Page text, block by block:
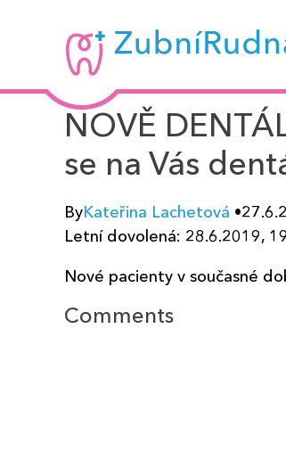
Zubní
Rudná
-
MUDr.
Kateřina
Lachetová
NOVĚ
se na Vás
ByKateřina Lachetová •
Letní dovolená: 28.6.2019,
Nové pacienty v současné
Comments